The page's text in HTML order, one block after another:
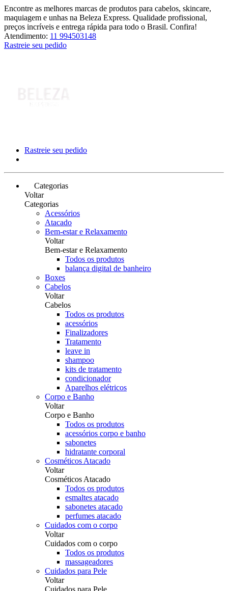
Encontre as melhores marcas de produtos para cabelos, skincare,
maquiagem e unhas na Beleza Express. Qualidade profissional,
preços incríveis e entrega rápida para todo o Brasil. Confira!
Atendimento: 11 994503148
Rastreie seu pedido
Rastreie seu pedido
Categorias
Voltar
Categorias
Acessórios
Atacado
Bem-estar e Relaxamento
Voltar
Bem-estar e Relaxamento
Todos os produtos
balança digital de banheiro
Boxes
Cabelos
Voltar
Cabelos
Todos os produtos
acessórios
Finalizadores
Tratamento
leave in
shampoo
kits de tratamento
condicionador
Aparelhos elétricos
Corpo e Banho
Voltar
Corpo e Banho
Todos os produtos
acessórios corpo e banho
sabonetes
hidratante corporal
Cosméticos Atacado
Voltar
Cosméticos Atacado
Todos os produtos
esmaltes atacado
sabonetes atacado
perfumes atacado
Cuidados com o corpo
Voltar
Cuidados com o corpo
Todos os produtos
massageadores
Cuidados para Pele
Voltar
Cuidados para Pele